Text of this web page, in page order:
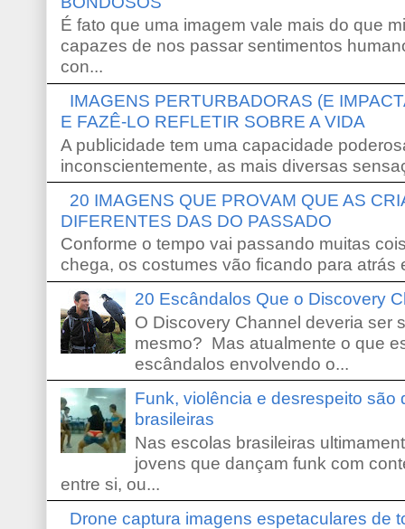
É fato que uma imagem vale mais do que
capazes de nos passar sentimentos
con...
IMAGENS PERTURBADORAS (E
E FAZÊ-LO REFLETIR SOBRE A VIDA
A publicidade tem uma capacidade
inconscientemente, as mais diversas
20 IMAGENS QUE PROVAM QUE AS
DIFERENTES DAS DO PASSADO
Conforme o tempo vai passando muitas
chega, os costumes vão ficando para atrás
20 Escândalos Que o Discovery
O Discovery Channel deveria ser
mesmo? Mas atualmente o que
escândalos envolvendo o...
Funk, violência e desrespeito são
brasileiras
Nas escolas brasileiras
jovens que dançam funk com
entre si, ou...
Drone captura imagens espetaculares de